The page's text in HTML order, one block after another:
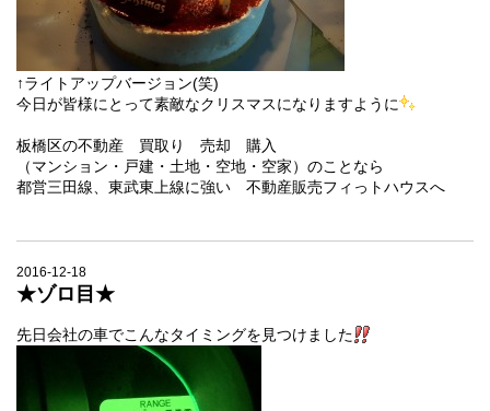
↑ライトアップバージョン(笑)
今日が皆様にとって素敵なクリスマスになりますように
板橋区の不動産 買取り 売却 購入
（マンション・戸建・土地・空地・空家）のことなら
都営三田線、東武東上線に強い 不動産販売フィっトハウスへ
2016-12-18
★ゾロ目★
先日会社の車でこんなタイミングを見つけました